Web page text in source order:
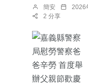
簡安 2026
2 分享